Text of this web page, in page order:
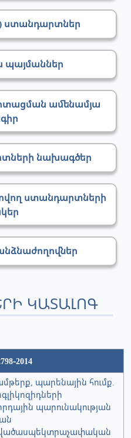
ստանդարտներ
պայմաններ
ամենամյա
նախագծեր
ստանդարտների
ԿԱՏԱԼՈԳ
2014
պարենային հումք.
պարունակության